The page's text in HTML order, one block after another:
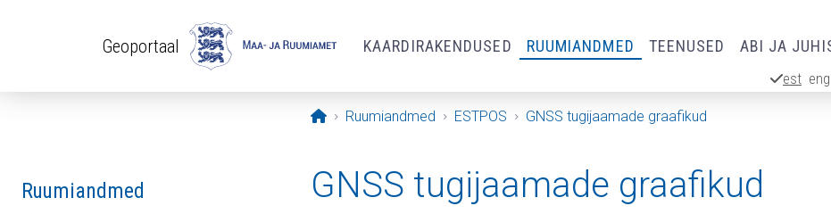
Geoportaal KAARDIRAKENDUSED RUUMIANDMED TEENUSED ABI JA
est eng
Avaleht
Ruumiandmed ESTPOS GNSS tugijaamade graafikud
Ruumiandmed GNSS tugijaamade graafikud